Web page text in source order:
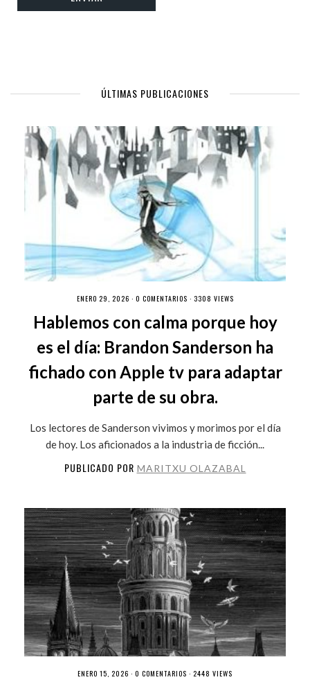
ÚLTIMAS PUBLICACIONES
ENERO 29, 2026 · 0 COMENTARIOS · 3308 VIEWS
Hablemos con calma porque hoy
es el día: Brandon Sanderson ha
fichado con Apple tv para adaptar
parte de su obra.
Los lectores de Sanderson vivimos y morimos por el día
de hoy. Los aficionados a la industria de ficción...
PUBLICADO POR MARITXU OLAZABAL
ENERO 15, 2026 · 0 COMENTARIOS · 2448 VIEWS